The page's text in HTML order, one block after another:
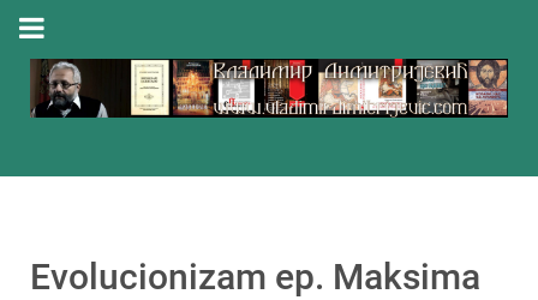
Evolucionizam ep. Maksima